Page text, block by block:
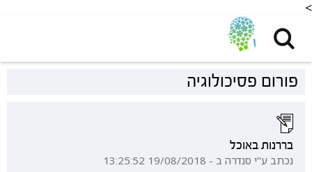
<
פורום פסיכולוגיה
בררנות באוכל
נכתב ע"י סנדרה ב - 19/08/2018 13:25:52